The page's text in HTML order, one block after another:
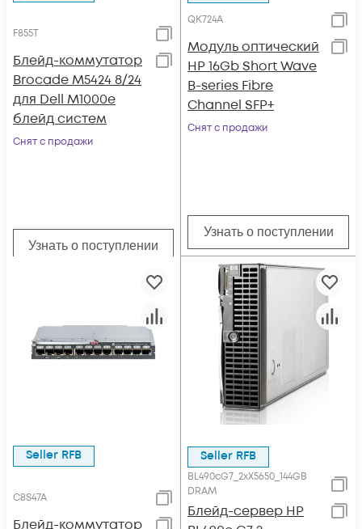
F855T
Блейд-коммутатор
Brocade M5424 8/24
для Dell M1000e
блейд систем
Снят с продажи
Узнать о поступлении
QK724A
Модуль оптический
HP 16Gb Short Wave
B-series Fibre
Channel SFP+
Снят с продажи
Узнать о поступлении
Seller RFB
C8S47A
Блейд-коммутатор
Seller RFB
BL490cG7_2xX5650_144GB
DRAM
Блейд-сервер HP